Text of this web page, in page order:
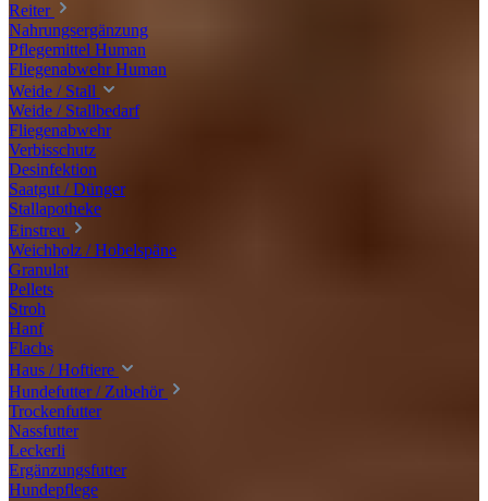
Reiter
Nahrungsergänzung
Pflegemittel Human
Fliegenabwehr Human
Weide / Stall
Weide / Stallbedarf
Fliegenabwehr
Verbisschutz
Desinfektion
Saatgut / Dünger
Stallapotheke
Einstreu
Weichholz / Hobelspäne
Granulat
Pellets
Stroh
Hanf
Flachs
Haus / Hoftiere
Hundefutter / Zubehör
Trockenfutter
Nassfutter
Leckerli
Ergänzungsfutter
Hundepflege